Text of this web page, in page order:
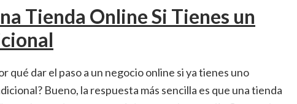
Tienda Online Si Tienes un
qué dar el paso a un negocio online si ya tienes uno
Bueno, la respuesta más sencilla es que una tienda